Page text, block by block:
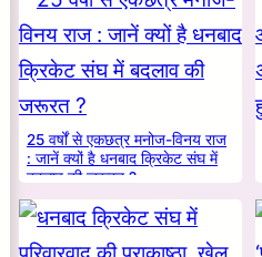
25 वर्षों से एकछत्र मनोज-विनय राज
: जानें क्यों है धनबाद क्रिकेट संघ में
बदलाव की जरूरत ?